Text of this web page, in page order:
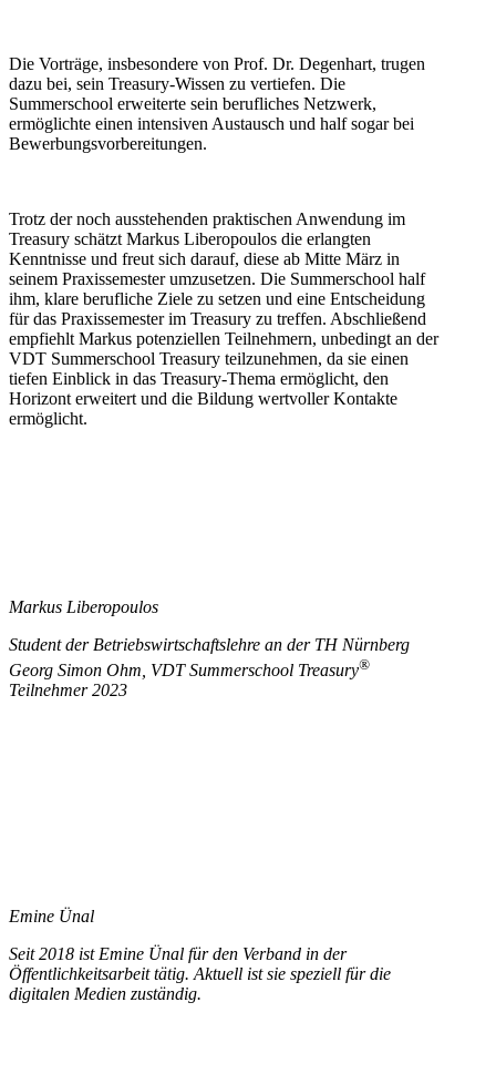
Die Vorträge, insbesondere von Prof. Dr. Degenhart, trugen
dazu bei, sein Treasury-Wissen zu vertiefen. Die
Summerschool erweiterte sein berufliches Netzwerk,
ermöglichte einen intensiven Austausch und half sogar bei
Bewerbungsvorbereitungen.
Trotz der noch ausstehenden praktischen Anwendung im
Treasury schätzt Markus Liberopoulos die erlangten
Kenntnisse und freut sich darauf, diese ab Mitte März in
seinem Praxissemester umzusetzen. Die Summerschool half
ihm, klare berufliche Ziele zu setzen und eine Entscheidung
für das Praxissemester im Treasury zu treffen. Abschließend
empfiehlt Markus potenziellen Teilnehmern, unbedingt an der
VDT Summerschool Treasury teilzunehmen, da sie einen
tiefen Einblick in das Treasury-Thema ermöglicht, den
Horizont erweitert und die Bildung wertvoller Kontakte
ermöglicht.
Markus Liberopoulos
Student der Betriebswirtschaftslehre an der TH Nürnberg
Georg Simon Ohm, VDT Summerschool Treasury®
Teilnehmer 2023
Emine Ünal
Seit 2018 ist Emine Ünal für den Verband in der
Öffentlichkeitsarbeit tätig. Aktuell ist sie speziell für die
digitalen Medien zuständig.